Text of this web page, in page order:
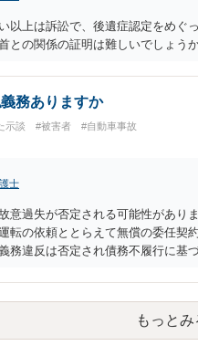
以上は訴訟で、後遺症認定をめぐ
との関係の証明は難しいでしょう
務ありますか
示談 #被害者 #自動車事故
士
意過失が否定される可能性があり
転の依頼ととらえて無償の委任契
務違反は否定され債務不履行に基
もっとみ